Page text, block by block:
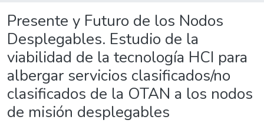
Presente y Futuro de los Nodos
Desplegables. Estudio de la
viabilidad de la tecnología HCI para
albergar servicios clasificados/no
clasificados de la OTAN a los nodos
de misión desplegables